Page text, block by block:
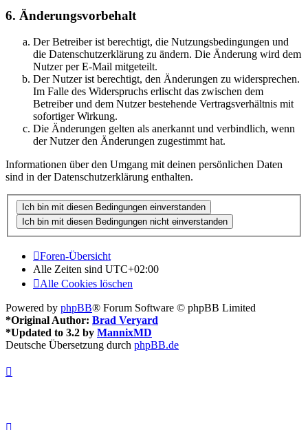
6. Änderungsvorbehalt
Der Betreiber ist berechtigt, die Nutzungsbedingungen und
die Datenschutzerklärung zu ändern. Die Änderung wird dem
Nutzer per E-Mail mitgeteilt.
Der Nutzer ist berechtigt, den Änderungen zu widersprechen.
Im Falle des Widerspruchs erlischt das zwischen dem
Betreiber und dem Nutzer bestehende Vertragsverhältnis mit
sofortiger Wirkung.
Die Änderungen gelten als anerkannt und verbindlich, wenn
der Nutzer den Änderungen zugestimmt hat.
Informationen über den Umgang mit deinen persönlichen Daten
sind in der Datenschutzerklärung enthalten.
Foren-Übersicht
Alle Zeiten sind UTC+02:00
Alle Cookies löschen
Powered by phpBB® Forum Software © phpBB Limited
*Original Author: Brad Veryard
*Updated to 3.2 by MannixMD
Deutsche Übersetzung durch phpBB.de